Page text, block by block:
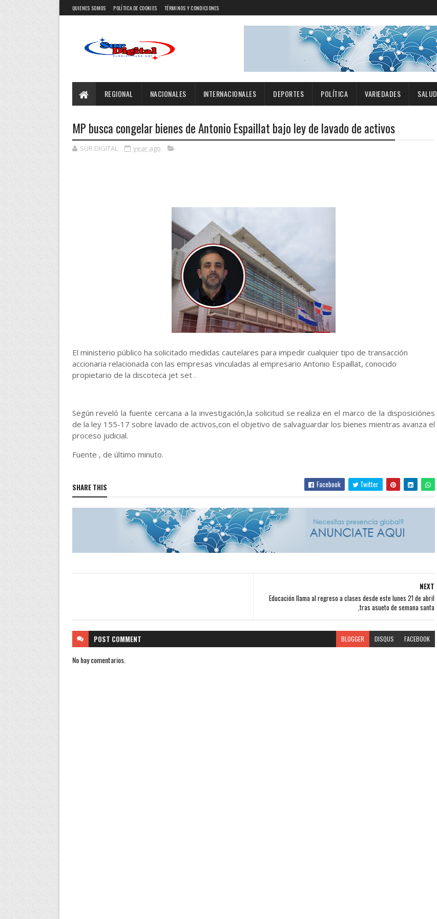
QUIENES SOMOS POLÍTICA DE COOKIES TÉRMINOS Y CONDICIONES
REGIONAL NACIONALES INTERNACIONALES DEPORTES POLÍTICA VARIEDADES SALUD
MP busca congelar bienes de Antonio Espaillat bajo ley de lavado de activos
SUR DIGITAL year ago
El ministerio público ha solicitado medidas cautelares para impedir cualquier tipo de transacción
accionaria relacionada con las empresas vinculadas al empresario Antonio Espaillat, conocido
propietario de la discoteca jet set .
Según reveló la fuente cercana a la investigación,la solicitud se realiza en el marco de la disposiciónes
de la ley 155-17 sobre lavado de activos,con el objetivo de salvaguardar los bienes mientras avanza el
proceso judicial.
Fuente , de último minuto.
SHARE THIS Facebook Twitter
NEXT
Educación llama al regreso a clases desde este lunes 21 de abril
,tras asueto de semana santa
POST COMMENT BLOGGER DISQUS FACEBOOK
No hay comentarios.